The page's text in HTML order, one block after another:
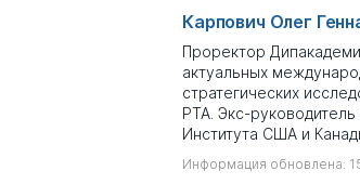
Карпович Олег
Проректор
актуальных
стратегических
РТА. Экс-
Института США и
Информация обновлена: